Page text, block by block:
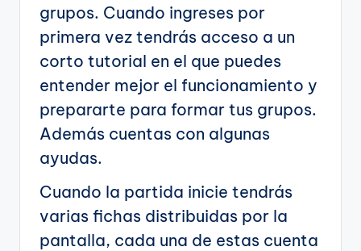
grupos. Cuando ingreses por
primera vez tendrás acceso a un
corto tutorial en el que puedes
entender mejor el funcionamiento y
prepararte para formar tus grupos.
Además cuentas con algunas
ayudas.
Cuando la partida inicie tendrás
varias fichas distribuidas por la
pantalla, cada una de estas cuenta